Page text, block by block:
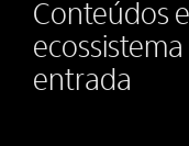
Conteúdos
entrada